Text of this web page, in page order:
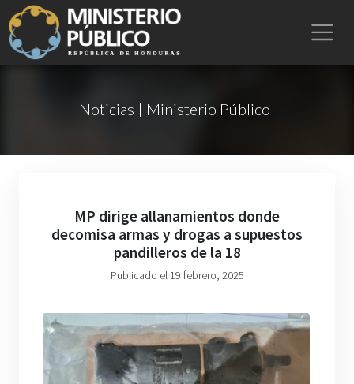
Noticias | Ministerio Público
MP dirige allanamientos donde
decomisa armas y drogas a supuestos
pandilleros de la 18
Publicado el 19 febrero, 2025